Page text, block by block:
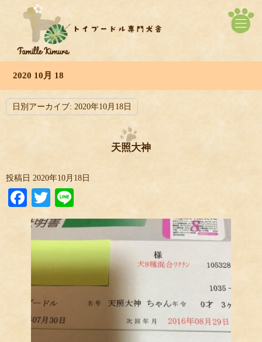
2020 10月 18
日別アーカイブ: 2020年10月18日
天照大神
投稿日 2020年10月18日
Facebook
Twitter